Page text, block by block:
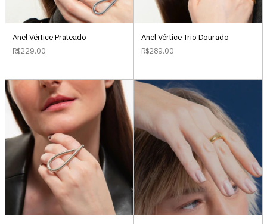
Anel Vértice Prateado
R$229,00
Anel Vértice Trio Dourado
R$289,00